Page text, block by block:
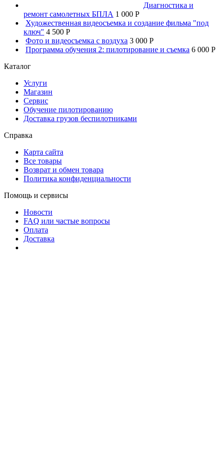
Диагностика и
ремонт самолетных БПЛА 1 000 P
Художественная видеосъемка и создание фильма "под
ключ" 4 500 P
Фото и видеосъемка с воздуха 3 000 P
Программа обучения 2: пилотирование и съемка 6 000 P
Каталог
Услуги
Магазин
Сервис
Обучение пилотированию
Доставка грузов беспилотниками
Справка
Карта сайта
Все товары
Возврат и обмен товара
Политика конфиденциальности
Помощь и сервисы
Новости
FAQ или частые вопросы
Оплата
Доставка